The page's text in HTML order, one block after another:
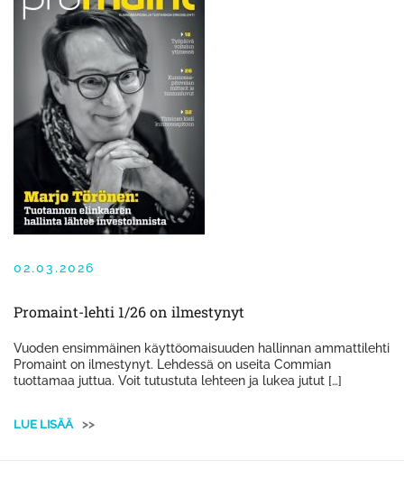
02.03.2026
Promaint-lehti 1/26 on ilmestynyt
Vuoden ensimmäinen käyttöomaisuuden hallinnan ammattilehti
Promaint on ilmestynyt. Lehdessä on useita Commian
tuottamaa juttua. Voit tutustuta lehteen ja lukea jutut […]
LUE LISÄÄ >>